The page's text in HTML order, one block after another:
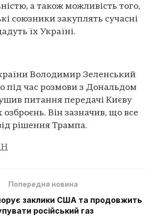
а також можливість того,
союзники закуплять сучасні
їх Україні.
Володимир Зеленський
під час розмови з Дональдом
питання передачі Києву
озброєнь. Він зазначив, що все
рішення Трампа.
Попередня новина
заклики США та продовжить
російський газ